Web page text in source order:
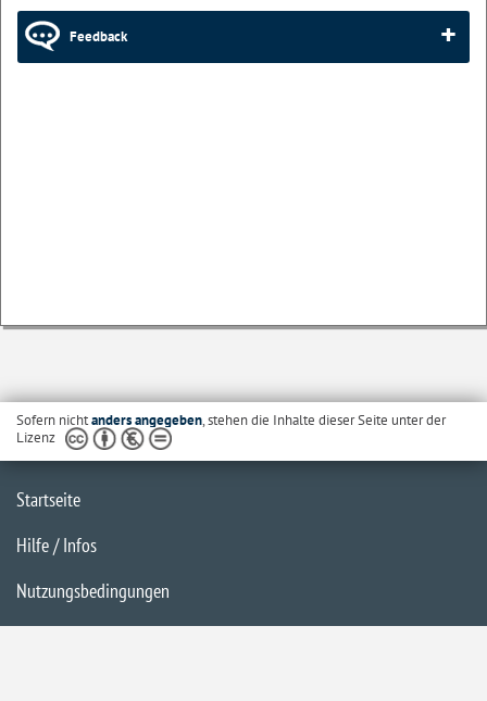
Feedback
Sofern nichtanders angegeben, stehen die Inhalte dieser Seite unter der
Lizenz
Startseite
Hilfe / Infos
Nutzungsbedingungen